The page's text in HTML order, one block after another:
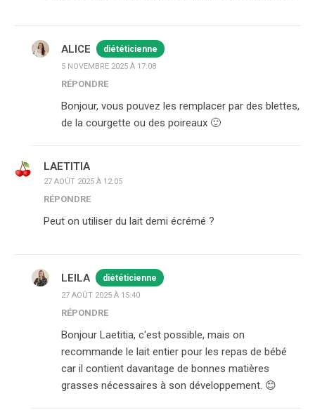
ALICE diététicienne
5 NOVEMBRE 2025 À 17:08
RÉPONDRE
Bonjour, vous pouvez les remplacer par des blettes,
de la courgette ou des poireaux 🙂
LAETITIA
27 AOÛT 2025 À 12:05
RÉPONDRE
Peut on utiliser du lait demi écrémé ?
LEILA diététicienne
27 AOÛT 2025 À 15:40
RÉPONDRE
Bonjour Laetitia, c'est possible, mais on
recommande le lait entier pour les repas de bébé
car il contient davantage de bonnes matières
grasses nécessaires à son développement. 😊